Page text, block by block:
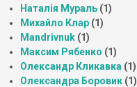
Наталія Мураль (1)
Михайло Клар (1)
Mandrivnuk (1)
Максим Рябенко (1)
Олександр Кликавка (1)
Олександра Боровик (1)